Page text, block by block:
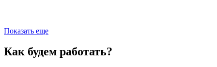
Показать еще
Как будем работать?